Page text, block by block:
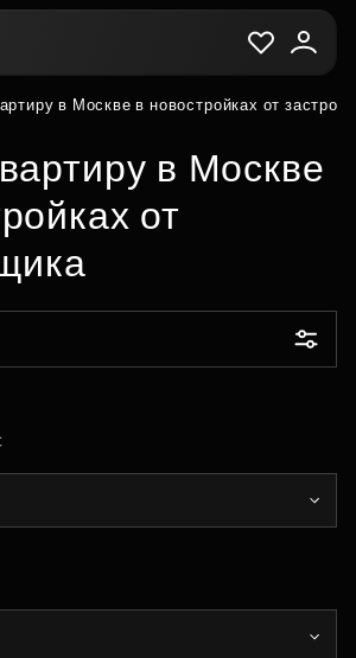
в Москве в новостройках от
в Москве
от